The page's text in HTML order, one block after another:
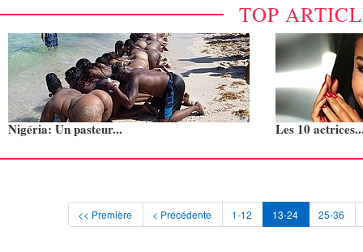
TOP
Nigéria: Un pasteur... Les 10
<< Première < Précédente 1-12 13-24 25-36